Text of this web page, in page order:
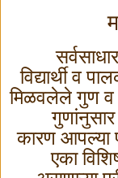
विद्यार्थी व
मिळवलेले गुण व
कारण आपल्या
एका